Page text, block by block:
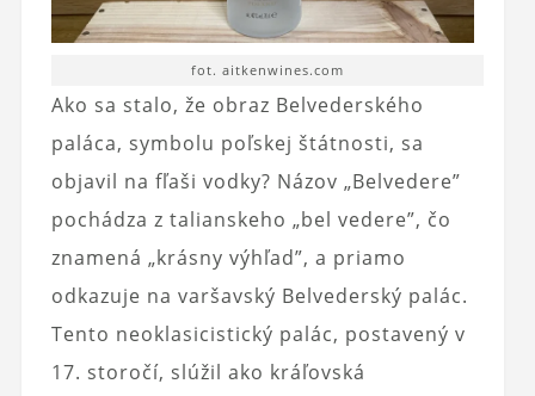
fot. aitkenwines.com
Ako sa stalo, že obraz Belvederského
paláca, symbolu poľskej štátnosti, sa
objavil na fľaši vodky? Názov „Belvedere”
pochádza z talianskeho „bel vedere”, čo
znamená „krásny výhľad”, a priamo
odkazuje na varšavský Belvederský palác.
Tento neoklasicistický palác, postavený v
17. storočí, slúžil ako kráľovská